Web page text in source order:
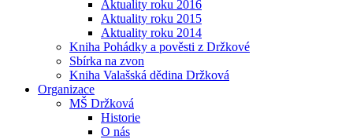
Aktuality roku 2016
Aktuality roku 2015
Aktuality roku 2014
Kniha Pohádky a pověsti z Držkové
Sbírka na zvon
Kniha Valašská dědina Držková
Organizace
MŠ Držková
Historie
O nás